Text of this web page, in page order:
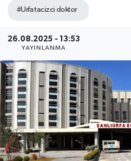
#Urfa tacizci doktor
26.08.2025 - 13:53
YAYINLANMA